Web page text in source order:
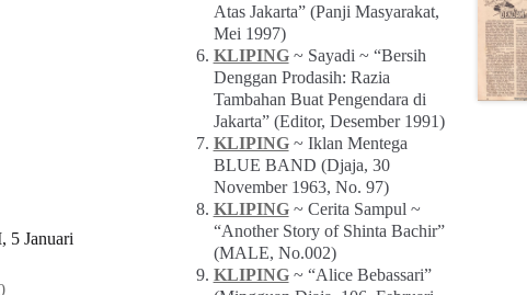
5 Januari
Atas Jakarta” (Panji Masyarakat,
Mei 1997)
KLIPING~ Sayadi ~ “Bersih
Denggan Prodasih: Razia
Tambahan Buat Pengendara di
Jakarta” (Editor, Desember 1991)
KLIPING~ Iklan Mentega
BLUE BAND (Djaja, 30
November 1963, No. 97)
KLIPING~ Cerita Sampul ~
“Another Story of Shinta Bachir”
(MALE, No.002)
KLIPING~ “Alice Bebassari”